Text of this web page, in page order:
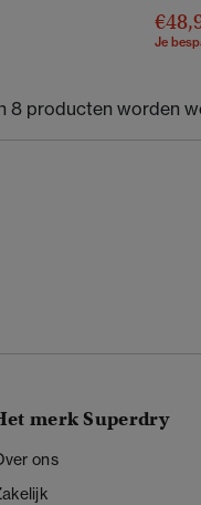
Je
8 producten worden
merk Superdry
ons